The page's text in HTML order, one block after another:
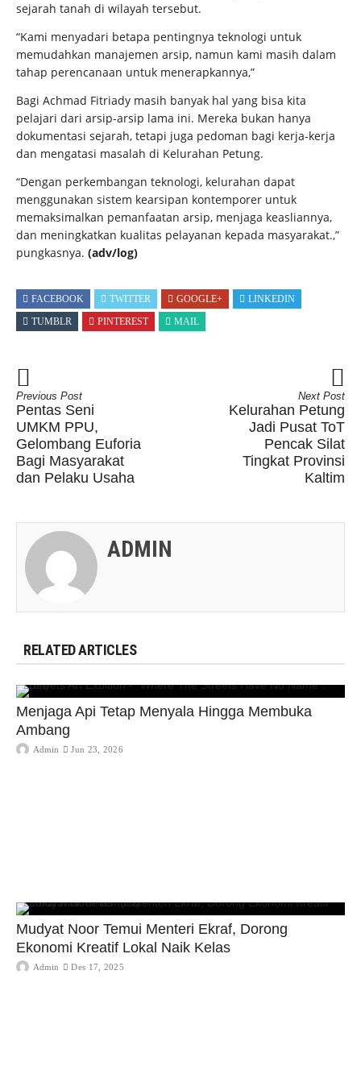
sejarah tanah di wilayah tersebut.
“Kami menyadari betapa pentingnya teknologi untuk
memudahkan manajemen arsip, namun kami masih dalam
tahap perencanaan untuk menerapkannya,”
Bagi Achmad Fitriady masih banyak hal yang bisa kita
pelajari dari arsip-arsip lama ini. Mereka bukan hanya
dokumentasi sejarah, tetapi juga pedoman bagi kerja-kerja
dan mengatasi masalah di Kelurahan Petung.
“Dengan perkembangan teknologi, kelurahan dapat
menggunakan sistem kearsipan kontemporer untuk
memaksimalkan pemanfaatan arsip, menjaga keasliannya,
dan meningkatkan kualitas pelayanan kepada masyarakat.,”
pungkasnya. (adv/log)
FACEBOOK TWITTER GOOGLE+
LINKEDIN
TUMBLR
PINTEREST MAIL
Previous Post
Pentas Seni
UMKM PPU,
Gelombang Euforia
Bagi Masyarakat
dan Pelaku Usaha
Next Post
Kelurahan Petung
Jadi Pusat ToT
Pencak Silat
Tingkat Provinsi
Kaltim
ADMIN
RELATED ARTICLES
Menjaga Api Tetap Menyala Hingga Membuka
Ambang
Admin Jun 23, 2026
Mudyat Noor Temui Menteri Ekraf, Dorong
Ekonomi Kreatif Lokal Naik Kelas
Admin Des 17, 2025